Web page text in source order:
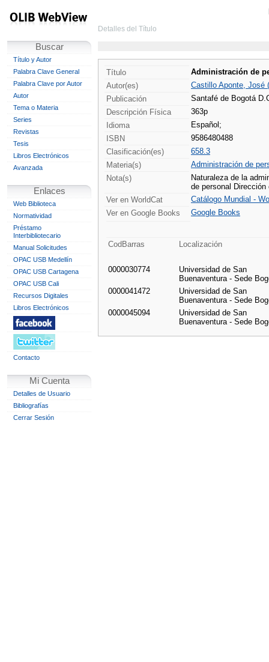
Buscar
Título y Autor
Palabra Clave General
Palabra Clave por Autor
Autor
Tema o Materia
Series
Revistas
Tesis
Libros Electrónicos
Avanzada
Enlaces
Web Biblioteca
Normatividad
Préstamo
Interbibliotecario
Manual Solicitudes
OPAC USB Medellín
OPAC USB Cartagena
OPAC USB Cali
Recursos Digitales
Libros Electrónicos
Contacto
Mi Cuenta
Detalles de Usuario
Bibliografías
Cerrar Sesión
Detalles del Título
Título
Administración de
Autor(es)
Castillo Aponte, José
Publicación
Santafé de Bogotá
Descripción Física
363p
Idioma
Español;
ISBN
9586480488
Clasificación(es)
658.3
Materia(s)
Administración de
Nota(s)
Naturaleza de la
de personal Dirección
Ver en WorldCat
Catálogo Mundial -
Ver en Google Books
Google Books
CodBarras Localización
0000030774
Universidad de San
Buenaventura - Sede
0000041472
Universidad de San
Buenaventura - Sede
0000045094
Universidad de San
Buenaventura - Sede